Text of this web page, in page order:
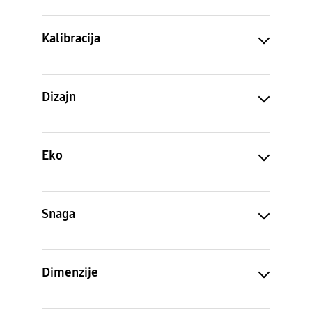
Kalibracija
Dizajn
Eko
Snaga
Dimenzije